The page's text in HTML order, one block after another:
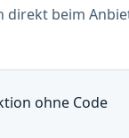
direkt beim
ohne Code